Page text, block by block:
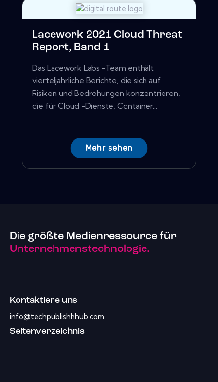
Lacework 2021 Cloud Threat
Report, Band 1
Das Lacework Labs -Team enthält
vierteljährliche Berichte, die sich auf
Risiken und Bedrohungen konzentrieren,
die für Cloud -Dienste, Container...
Mehr sehen
Die größte Medienressource für
Unternehmenstechnologie.
Kontaktiere uns
info@techpublishhhub.com
Seitenverzeichnis